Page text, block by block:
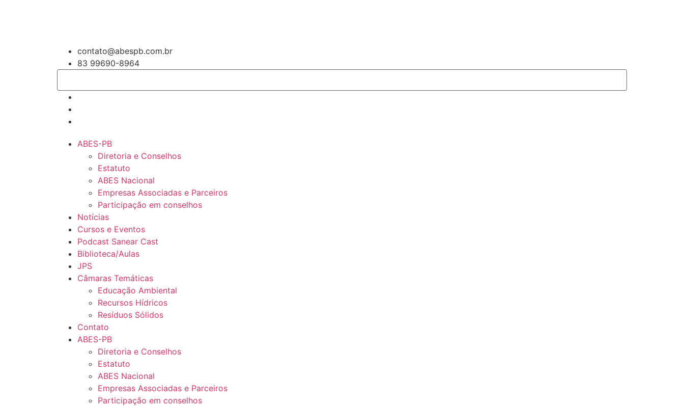
contato@abespb.com.br
83 99690-8964
ABES-PB
Diretoria e Conselhos
Estatuto
ABES Nacional
Empresas Associadas e Parceiros
Participação em conselhos
Notícias
Cursos e Eventos
Podcast Sanear Cast
Biblioteca/Aulas
JPS
Câmaras Temáticas
Educação Ambiental
Recursos Hídricos
Resíduos Sólidos
Contato
ABES-PB
Diretoria e Conselhos
Estatuto
ABES Nacional
Empresas Associadas e Parceiros
Participação em conselhos